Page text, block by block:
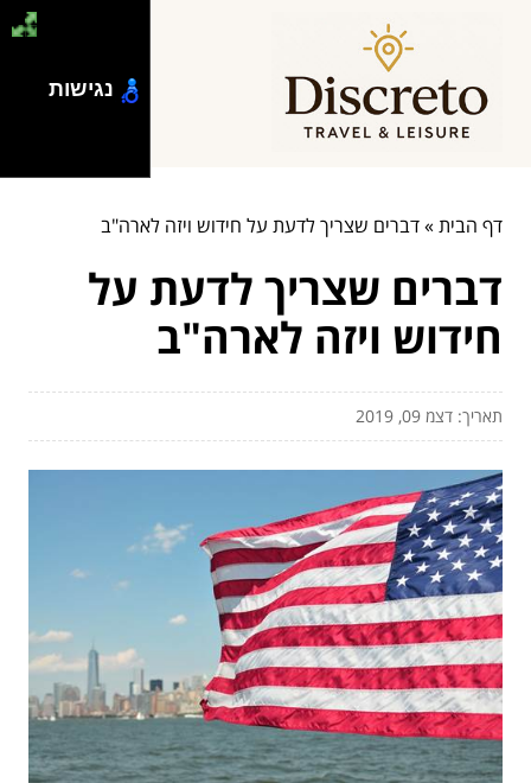
דף הבית»דברים שצריך לדעת על חידוש ויזה לארה"ב
דברים שצריך לדעת על
חידוש ויזה לארה"ב
תאריך: דצמ 09, 2019
נגישות